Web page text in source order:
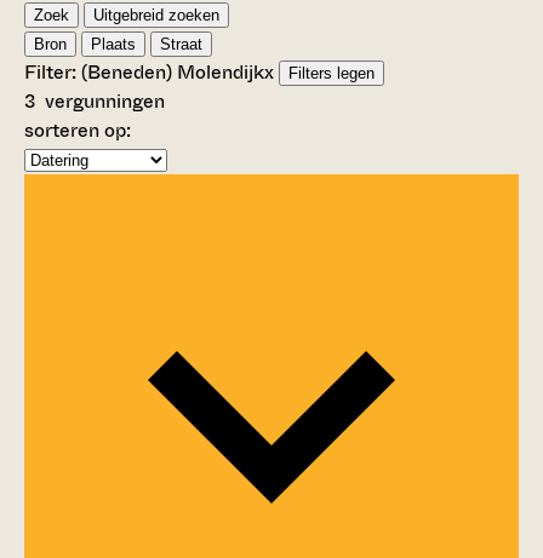
Zoek
Uitgebreid zoeken
Bron
Plaats Straat
Filter:(Beneden) Molendijkx Filters legen
3 vergunningen
sorteren op: